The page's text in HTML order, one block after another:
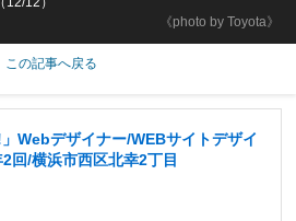
《photo by Toyota》
この記事へ戻る
Webデザイナー/WEBサイトデザイ
回/横浜市西区北幸2丁目